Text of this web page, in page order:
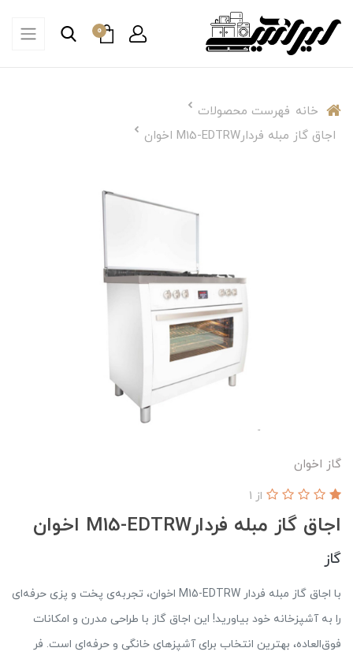
0
خانه فهرست محصولات
اجاق گاز مبله فردارM15-EDTRW اخوان
گاز اخوان
اجاق گاز مبله فردارM15-EDTRW اخوان
از 1
گاز
با اجاق گاز مبله فردار M15-EDTRW اخوان، تجربه‌ی پخت و پزی حرفه‌ای
را به آشپزخانه خود بیاورید! این اجاق گاز با طراحی مدرن و امکانات
فوق‌العاده، بهترین انتخاب برای آشپزهای خانگی و حرفه‌ای است. فر